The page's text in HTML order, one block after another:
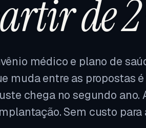
de
médico e plano de
muda entre as propostas
chega no segundo ano.
Sem custo para